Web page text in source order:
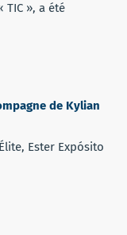
», a été
de Kylian
Ester Expósito